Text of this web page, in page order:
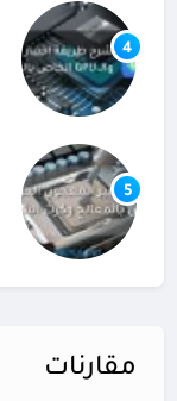
4
5
مقارنات